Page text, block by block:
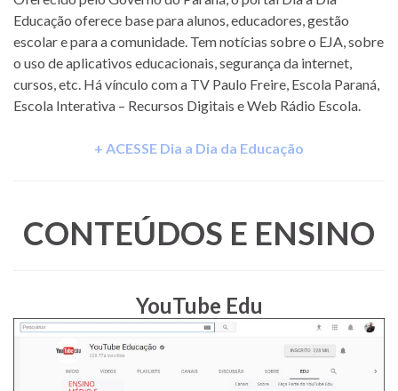
Educação oferece base para alunos, educadores, gestão
escolar e para a comunidade. Tem notícias sobre o EJA, sobre
o uso de aplicativos educacionais, segurança da internet,
cursos, etc. Há vínculo com a TV Paulo Freire, Escola Paraná,
Escola Interativa – Recursos Digitais e Web Rádio Escola.
+ ACESSE Dia a Dia da Educação
CONTEÚDOS E ENSINO
YouTube Edu